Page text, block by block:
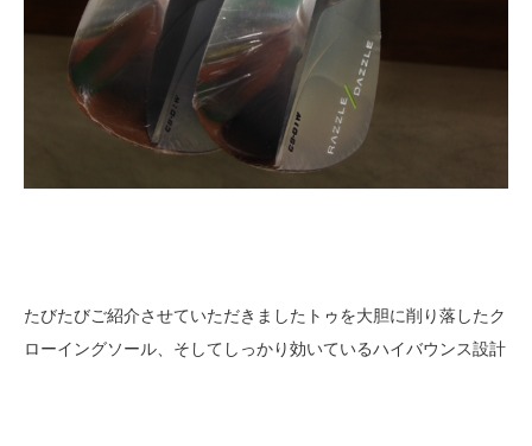
たびたびご紹介させていただきましたトゥを大胆に削り落したク
ローイングソール、そしてしっかり効いているハイバウンス設計